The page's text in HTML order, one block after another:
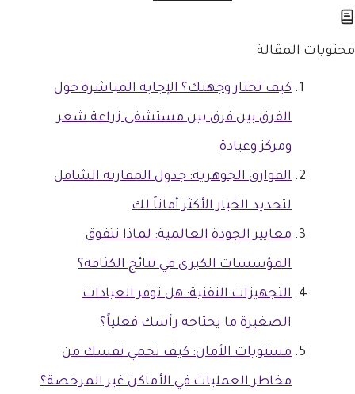
محتويات المقالة
كيف تختار وجهتك؟ الإجابة المباشرة حول
الفرق بين فرق بين مستشفى زراعة شعر
ومركز وعيادة
الفوارق الجوهرية: جدول المقارنة الشامل
لتحديد الخيار الأكثر أماناً لك
معايير الجودة العالمية: لماذا تتفوق
المؤسسات الكبرى في نتائج الكثافة؟
التجهيزات التقنية: هل توفر العيادات
الصغيرة ما يحتاجه رأسك فعلياً؟
مستويات الأمان: كيف تحمي نفسك من
مخاطر العمليات في الأماكن غير المرخصة؟